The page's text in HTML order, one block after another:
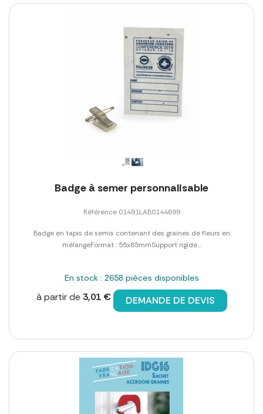
Badge à semer personnalisable
Référence 01491LAB0144699
Badge en tapis de semis contenant des graines de fleurs en
mélangeFormat : 55x85mmSupport rigide...
En stock : 2658 pièces disponibles
à partir de 3,01 € DEMANDE DE DEVIS